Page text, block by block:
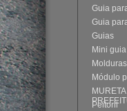
Guia
Guia
Guias
Mini guia
Molduras
Módulo
Peitoril